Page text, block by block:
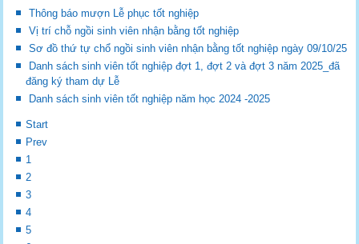
Thông báo mượn Lễ phục tốt nghiệp
Vị trí chỗ ngồi sinh viên nhận bằng tốt nghiệp
Sơ đồ thứ tự chổ ngồi sinh viên nhận bằng tốt nghiệp ngày 09/10/25
Danh sách sinh viên tốt nghiệp đợt 1, đợt 2 và đợt 3 năm 2025_đã
đăng ký tham dự Lễ
Danh sách sinh viên tốt nghiệp năm học 2024 -2025
Start
Prev
1
2
3
4
5